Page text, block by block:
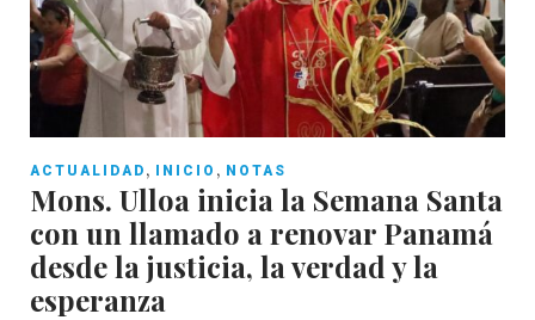
ACTUALIDAD , INICIO , NOTAS
Mons. Ulloa inicia la Semana Santa
con un llamado a renovar Panamá
desde la justicia, la verdad y la
esperanza